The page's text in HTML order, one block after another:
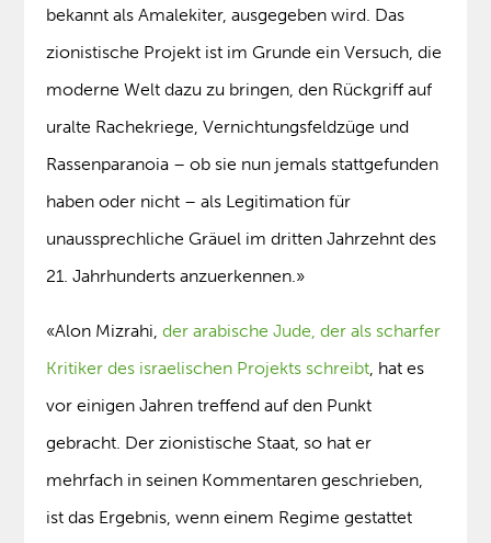
bekannt als Amalekiter, ausgegeben wird. Das
zionistische Projekt ist im Grunde ein Versuch, die
moderne Welt dazu zu bringen, den Rückgriff auf
uralte Rachekriege, Vernichtungsfeldzüge und
Rassenparanoia – ob sie nun jemals stattgefunden
haben oder nicht – als Legitimation für
unaussprechliche Gräuel im dritten Jahrzehnt des
21. Jahrhunderts anzuerkennen.»
«Alon Mizrahi,der arabische Jude, der als scharfer
Kritiker des israelischen Projekts schreibt, hat es
vor einigen Jahren treffend auf den Punkt
gebracht. Der zionistische Staat, so hat er
mehrfach in seinen Kommentaren geschrieben,
ist das Ergebnis, wenn einem Regime gestattet